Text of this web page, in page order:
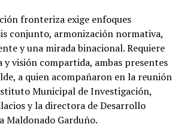
fronteriza exige enfoques
conjunto, armonización normativa,
y una mirada binacional. Requiere
visión compartida, ambas presentes
a quien acompañaron en la reunión
Municipal de Investigación,
y la directora de Desarrollo
Maldonado Garduño.